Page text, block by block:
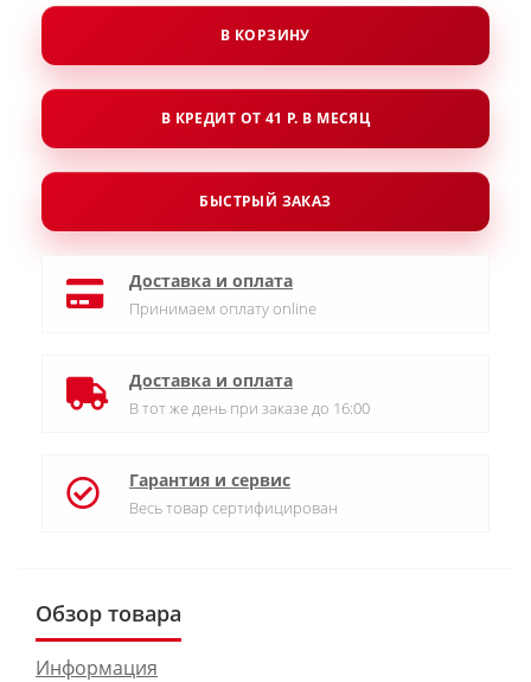
В КОРЗИНУ
В КРЕДИТ ОТ 41 Р. В МЕСЯЦ
БЫСТРЫЙ ЗАКАЗ
Доставка и оплата
Принимаем оплату online
Доставка и оплата
В тот же день при заказе до 16:00
Гарантия и сервис
Весь товар сертифицирован
Обзор товара
Информация